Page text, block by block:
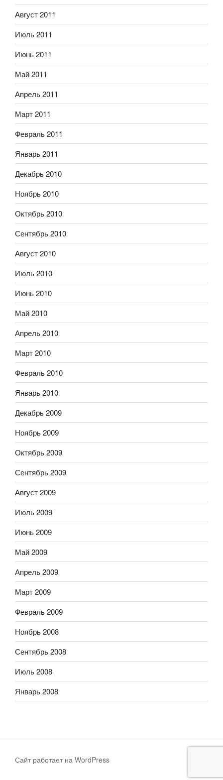
Август 2011
Июль 2011
Июнь 2011
Май 2011
Апрель 2011
Март 2011
Февраль 2011
Январь 2011
Декабрь 2010
Ноябрь 2010
Октябрь 2010
Сентябрь 2010
Август 2010
Июль 2010
Июнь 2010
Май 2010
Апрель 2010
Март 2010
Февраль 2010
Январь 2010
Декабрь 2009
Ноябрь 2009
Октябрь 2009
Сентябрь 2009
Август 2009
Июль 2009
Июнь 2009
Май 2009
Апрель 2009
Март 2009
Февраль 2009
Ноябрь 2008
Сентябрь 2008
Июль 2008
Январь 2008
Сайт работает на WordPress